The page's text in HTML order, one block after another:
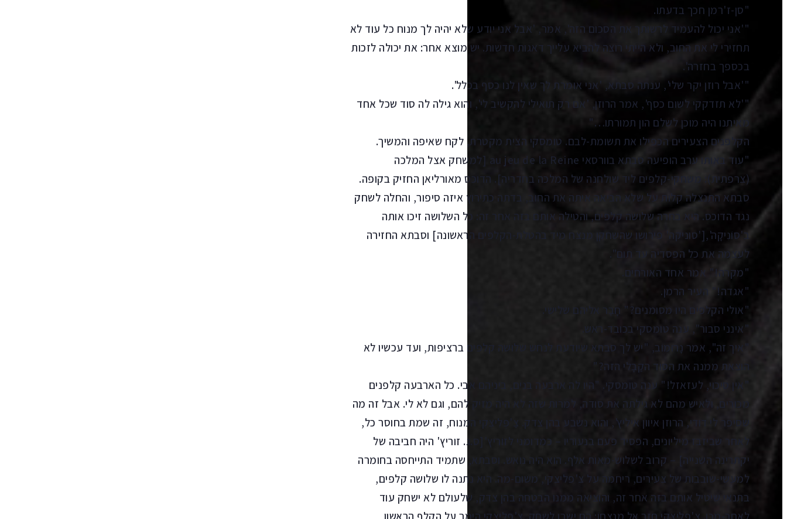
"סן-ז'רמן חכך בדעתו.
"'אני יכול להעמיד לרשותך את הסכום הזה', אמר, 'אבל אני יודע שלא יהיה לך מנוח כל עוד לא
תחזירי לי את החוב, ולא הייתי רוצה להביא עלייך דאגות חדשות. יש מוצא אחר: את יכולה לזכות
בכספך בחזרה'.
"'אבל רוזן יקר שלי', ענתה סבתא, 'אני אומרת לך שאין לנו כסף בכלל'.
"'לא תזדקקי לשום כסף', אמר הרוזן, 'אם רק תואילי להקשיב לי', והוא גילה לה סוד שכל אחד
מאיתנו היה מוכן לשלם הון תמורתו…"
הקלפנים הצעירים הכפילו את תשומת-לבם. טומסקי הצית מקטרת, לקח שאיפה והמשיך.
"עוד באותו ערב הופיעה סבתא בוורסאי au jeu de la Reine [למשחק אצל המלכה
(צרפתית): משחקי-קלפים ליד שולחנה של המלכה בחדריה]. הדוכס מאורליאן החזיק בקופה.
סבתא התנצלה קלות על שלא הביאה איתה את החוב, בדתה כתירוץ איזה סיפור, והחלה לשחק
נגד הדוכס. היא בחרה שלושה קלפים, והטילה אותם בזה אחר זה: כל השלושה זיכו אותה
ב'סוֹנִיקָה',['סוניקה' פירושו שהשחקן מנצח מיד בהטלת-הקלפים הראשונה] וסבתא החזירה
לעצמה את כל הפסדיה עד תום".
"מקרה!" אמר אחד האורחים.
"אגדה!" העיר הרמן.
"אולי הקלפים היו מסומנים?" חָבַר אליהם שלישי.
"אינני סבור", ענה טומסקי בכובד-ראש.
"איך זה", אמר נָרוּמוֹב, "יש לך סבתא שיודעת לנחש שלושה קלפים ברציפות, ועד עכשיו לא
הוצאת ממנה את הסוד הקַבָּלי הזה?"
"אין סיכוי, לעזאזל!" ענה טומסקי. "היו לה ארבעה בנים, ביניהם אבי. כל הארבעה קלפנים
מכורים, ולאיש מהם לא גילתה את סודה, למרות שזה לא היה מזיק להם, וגם לא לי. אבל זה מה
שסיפר לי דודי, הרוזן איוון איליץ', והוא נשבע בהן צדק. צַ'פְּלִיצְקִי המנוח, זה שמת בחוסר כל,
לאחר שביזבז מיליונים, הפסיד פעם בנעוריו – כמדומני לזוֹרִיץ'[ס.ג. זוריץ' היה חביבה של
יקתרינה השנייה] – קרוב לשלוש-מאות אלף. הוא היה נואש. וסבתא, שתמיד התייחסה בחומרה
למעשי-שובבות של צעירים, ריחמה על צ'פליצקי, משום-מה. היא נתנה לו שלושה קלפים,
בתנאי שיטיל אותם בזה אחר זה, והוציאה ממנו הבטחה בהן צדק, שלעולם לא ישחק עוד